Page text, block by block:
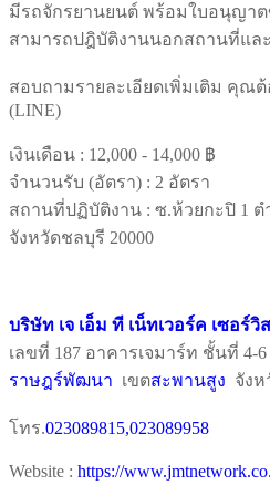
มีรถจักรยานยนต์ พร้อมใบอนุญา
สามารถปฎิบัติงานนอกสถานที่แล
สอบถามรายละเอียดเพิ่มเติม คุณต้อ
(LINE)
เงินเดือน : 12,000 - 14,000 ฿
จำนวนรับ (อัตรา) : 2 อัตรา
สถานที่ปฏิบัติงาน : ซ.ห้วยกะปิ 1 ต
จังหวัดชลบุรี 20000
บริษัท เจ เอ็ม ที เน็ทเวอร์ค เซอร์
เลขที่ 187 อาคารเจมาร์ท ชั้นที่
ราษฎร์พัฒนา เขตสะพานสูง จังห
โทร.023089815,023089958
Website : https://